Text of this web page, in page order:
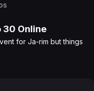
30 Online
for Ja-rim but things